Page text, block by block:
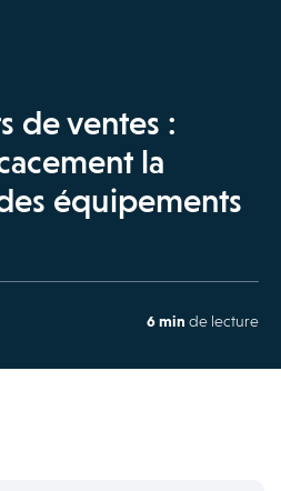
de ventes :
la
équipements
6 min de lecture